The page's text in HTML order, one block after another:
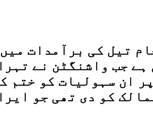
تیل کی برآمدات
ہے جب واشنگٹن نے
ان سہولیات کو ختم
کو دی تھی جو